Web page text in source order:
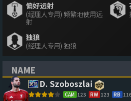
偏好远射
(经理人专用) 频繁地使用远
射
独狼
(经理人专用) 独狼
NAME
(CLICK TO SORT ASCENDING)
D. Szoboszlai
CAM 123 RW 123 RB 116